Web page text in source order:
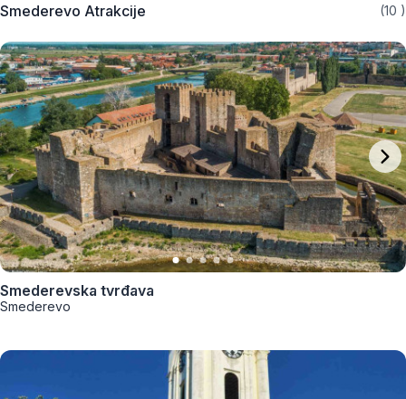
Smederevo Atrakcije (10 )
Smederevska tvrđava
Smederevo